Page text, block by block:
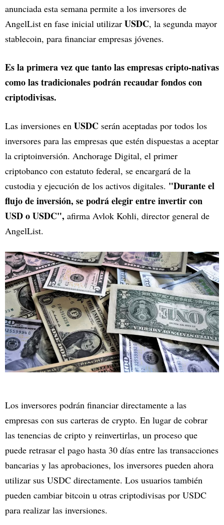
anunciada esta semana permite a los inversores de
AngelList en fase inicial utilizar USDC, la segunda mayor
stablecoin, para financiar empresas jóvenes.
Es la primera vez que tanto las empresas cripto-nativas
como las tradicionales podrán recaudar fondos con
criptodivisas.
Las inversiones en USDC serán aceptadas por todos los
inversores para las empresas que estén dispuestas a aceptar
la criptoinversión. Anchorage Digital, el primer
criptobanco con estatuto federal, se encargará de la
custodia y ejecución de los activos digitales. "Durante el
flujo de inversión, se podrá elegir entre invertir con
USD o USDC", afirma Avlok Kohli, director general de
AngelList.
Los inversores podrán financiar directamente a las
empresas con sus carteras de crypto. En lugar de cobrar
las tenencias de cripto y reinvertirlas, un proceso que
puede retrasar el pago hasta 30 días entre las transacciones
bancarias y las aprobaciones, los inversores pueden ahora
utilizar sus USDC directamente. Los usuarios también
pueden cambiar bitcoin u otras criptodivisas por USDC
para realizar las inversiones.